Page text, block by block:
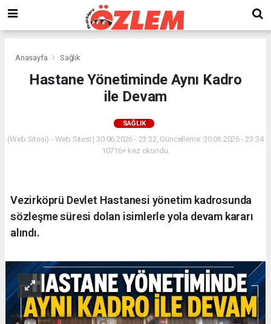
Anasayfa Sağlık
Hastane Yönetiminde Aynı Kadro
ile Devam
SAĞLIK
(Web Sitesi) - Web Sitesi | 30.06.2026 - 23:32, Güncelleme: 30.06.2026 - 23:34
10716+ kez okundu.
Vezirköprü Devlet Hastanesi yönetim kadrosunda
sözleşme süresi dolan isimlerle yola devam kararı
alındı.